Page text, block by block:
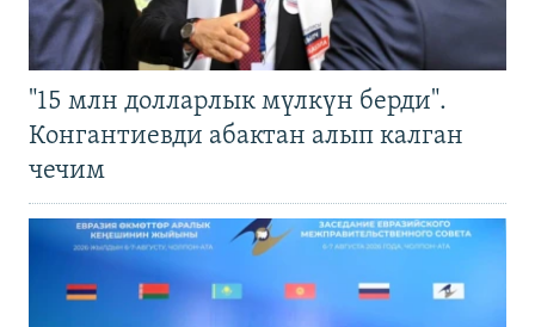
"15 млн долларлык мүлкүн берди".
Конгантиевди абактан алып калган
чечим